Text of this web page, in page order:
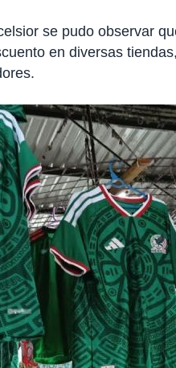
se pudo observar
en diversas